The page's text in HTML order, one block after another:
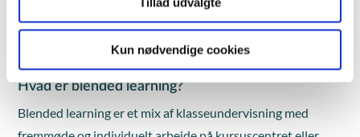
Kun nødvendige cookies
Tilmelding skal ske senest to hverdage før kursusstart.
Hvad er blended learning?
Blended learning er et mix af klasseundervisning med